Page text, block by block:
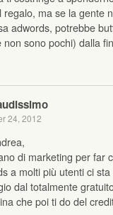
regalo, ma se la gente
adwords, potrebbe
non sono pochi) dalla
24, 2012
di marketing per far
a molti più utenti ci
dal totalmente
che poi ti do del